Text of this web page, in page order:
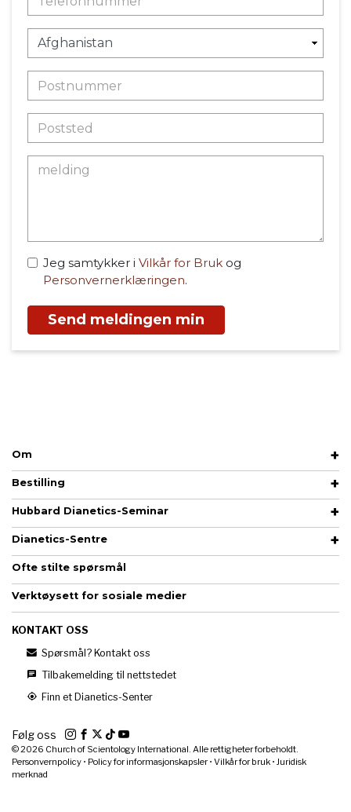
Jeg samtykker i Vilkår for Bruk og
Personvernerklæringen.
Send meldingen min
Om
Bestilling
Hubbard Dianetics-Seminar
Dianetics-Sentre
Ofte stilte spørsmål
Verktøysett for sosiale medier
KONTAKT OSS
Spørsmål? Kontakt oss
Tilbakemelding til nettstedet
Finn et Dianetics-Senter
Følg oss
© 2026 Church of Scientology International. Alle rettigheter forbeholdt.
Personvernpolicy • Policy for informasjonskapsler• Vilkår for bruk • Juridisk
merknad